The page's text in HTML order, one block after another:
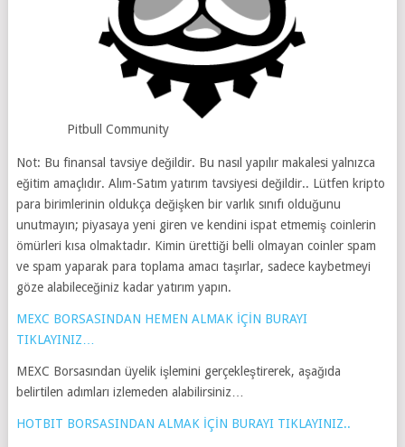
Pitbull Community
Not: Bu finansal tavsiye değildir. Bu nasıl yapılır makalesi yalnızca
eğitim amaçlıdır. Alım-Satım yatırım tavsiyesi değildir.. Lütfen kripto
para birimlerinin oldukça değişken bir varlık sınıfı olduğunu
unutmayın; piyasaya yeni giren ve kendini ispat etmemiş coinlerin
ömürleri kısa olmaktadır. Kimin ürettiği belli olmayan coinler spam
ve spam yaparak para toplama amacı taşırlar, sadece kaybetmeyi
göze alabileceğiniz kadar yatırım yapın.
MEXC BORSASINDAN HEMEN ALMAK İÇİN BURAYI
TIKLAYINIZ…
MEXC Borsasından üyelik işlemini gerçekleştirerek, aşağıda
belirtilen adımları izlemeden alabilirsiniz…
HOTBIT BORSASINDAN ALMAK İÇİN BURAYI TIKLAYINIZ..